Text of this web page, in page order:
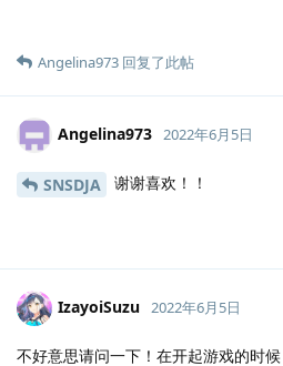
Angelina973 回复了此帖
Angelina973 2022年6月5日
SNSDJA 谢谢喜欢！！
IzayoiSuzu 2022年6月5日
不好意思请问一下！在开起游戏的时